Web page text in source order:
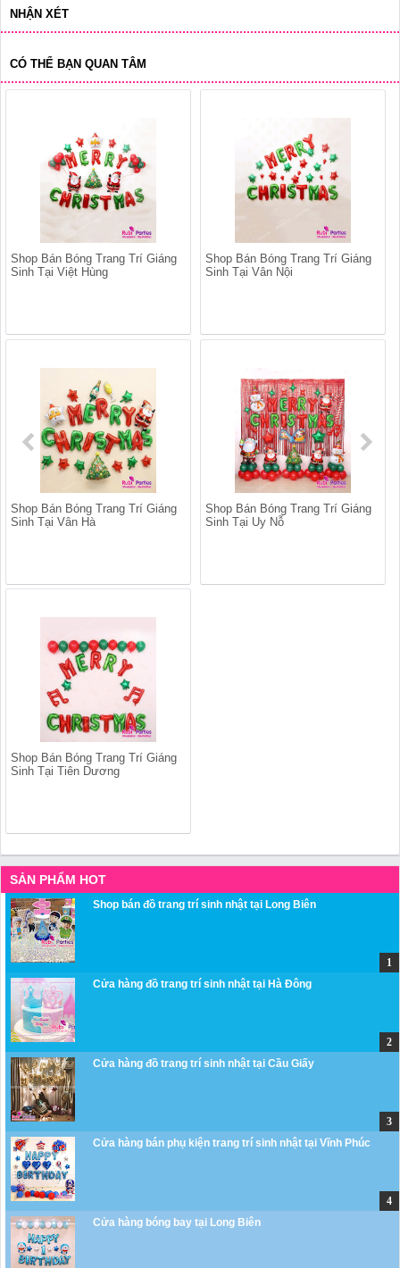
NHẬN XÉT
CÓ THỂ BẠN QUAN TÂM
Shop Bán Bóng Trang Trí Giáng
Sinh Tại Việt Hùng
Shop Bán Bóng Trang Trí Giáng
Sinh Tại Vân Nội
Shop Bán Bóng Trang Trí Giáng
Sinh Tại Vân Hà
Shop Bán Bóng Trang Trí Giáng
Sinh Tại Uy Nỗ
Shop Bán Bóng Trang Trí Giáng
Sinh Tại Tiên Dương
SẢN PHẨM HOT
Shop bán đồ trang trí sinh nhật tại Long Biên
Cửa hàng đồ trang trí sinh nhật tại Hà Đông
Cửa hàng đồ trang trí sinh nhật tại Cầu Giấy
Cửa hàng bán phụ kiện trang trí sinh nhật tại Vĩnh Phúc
Cửa hàng bóng bay tại Long Biên